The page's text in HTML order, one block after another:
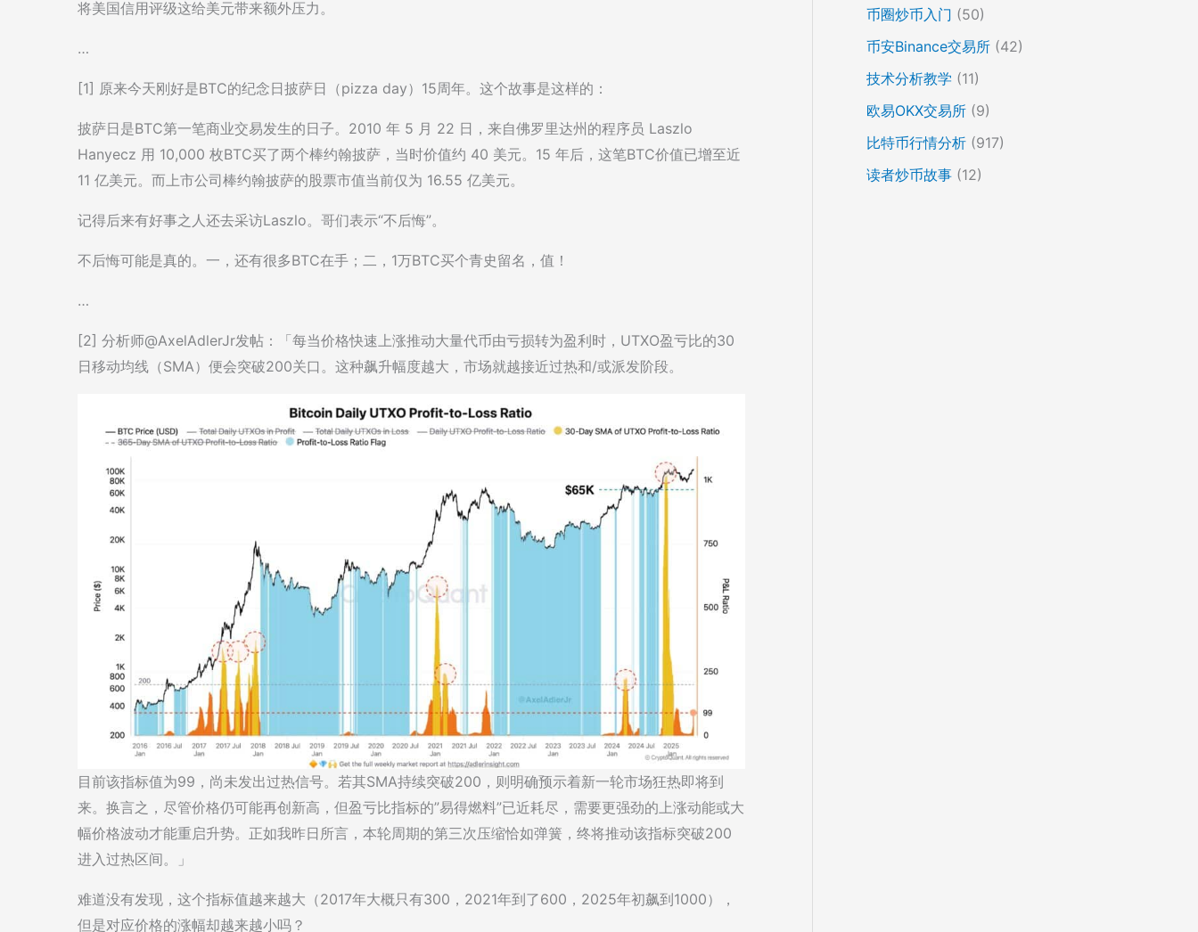
将美国信用评级这给美元带来额外压力。
…
[1] 原来今天刚好是BTC的纪念日披萨日（pizza day）15周年。这个故事是这样的：
披萨日是BTC第一笔商业交易发生的日子。2010 年 5 月 22 日，来自佛罗里达州的程序员 Laszlo
Hanyecz 用 10,000 枚BTC买了两个棒约翰披萨，当时价值约 40 美元。15 年后，这笔BTC价值已增至近
11 亿美元。而上市公司棒约翰披萨的股票市值当前仅为 16.55 亿美元。
记得后来有好事之人还去采访Laszlo。哥们表示“不后悔”。
不后悔可能是真的。一，还有很多BTC在手；二，1万BTC买个青史留名，值！
…
[2] 分析师@AxelAdlerJr发帖：「每当价格快速上涨推动大量代币由亏损转为盈利时，UTXO盈亏比的30
日移动均线（SMA）便会突破200关口。这种飙升幅度越大，市场就越接近过热和/或派发阶段。
目前该指标值为99，尚未发出过热信号。若其SMA持续突破200，则明确预示着新一轮市场狂热即将到
来。换言之，尽管价格仍可能再创新高，但盈亏比指标的”易得燃料”已近耗尽，需要更强劲的上涨动能或大
幅价格波动才能重启升势。正如我昨日所言，本轮周期的第三次压缩恰如弹簧，终将推动该指标突破200
进入过热区间。」
难道没有发现，这个指标值越来越大（2017年大概只有300，2021年到了600，2025年初飙到1000），
但是对应价格的涨幅却越来越小吗？
币圈炒币入门 (50)
币安Binance交易所 (42)
技术分析教学 (11)
欧易OKX交易所 (9)
比特币行情分析 (917)
读者炒币故事 (12)